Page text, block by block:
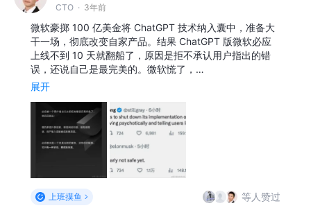
CTO · 3年前
微软豪掷 100 亿美金将 ChatGPT 技术纳入囊中，准备大
干一场，彻底改变自家产品。结果 ChatGPT 版微软必应
上线不到 10 天就翻船了，原因是拒不承认用户指出的错
误，还说自己是最完美的。微软慌了，…
展开
上班摸鱼 等人赞过